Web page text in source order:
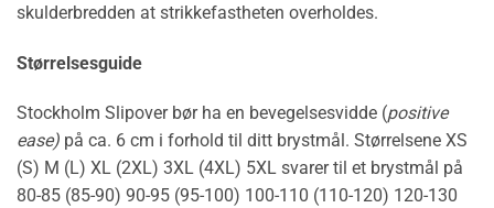
skulderbredden at strikkefastheten overholdes.
Størrelsesguide
Stockholm Slipover bør ha en bevegelsesvidde (positive
ease) på ca. 6 cm i forhold til ditt brystmål. Størrelsene XS
(S) M (L) XL (2XL) 3XL (4XL) 5XL svarer til et brystmål på
80-85 (85-90) 90-95 (95-100) 100-110 (110-120) 120-130